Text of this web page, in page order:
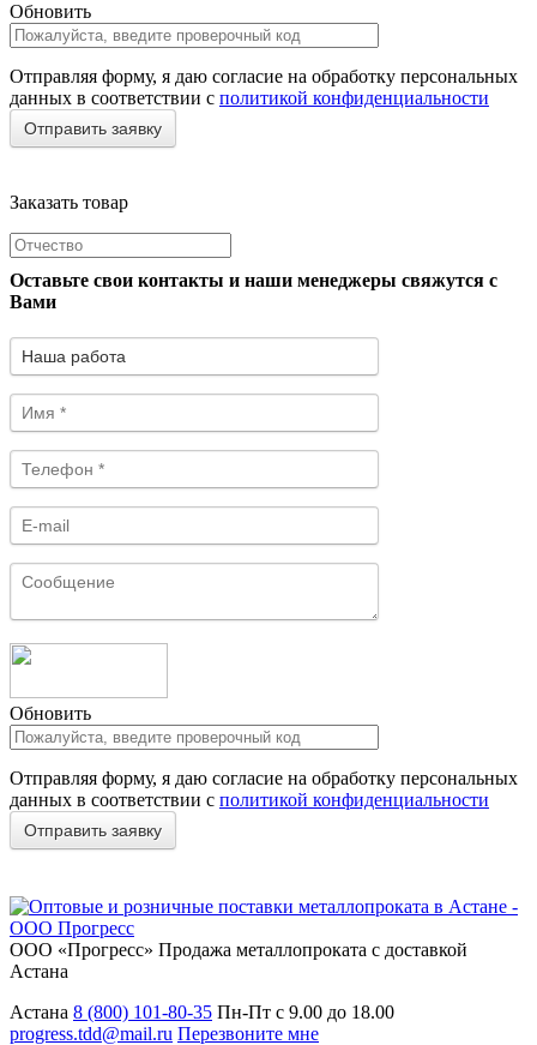
Обновить
Отправляя форму, я даю согласие на обработку персональных
данных в соответствии с политикой конфиденциальности
Заказать товар
Оставьте свои контакты и наши менеджеры свяжутся с
Вами
Обновить
Отправляя форму, я даю согласие на обработку персональных
данных в соответствии с политикой конфиденциальности
ООО «Прогресс» Продажа металлопроката с доставкой
Астана
Астана 8 (800) 101-80-35 Пн-Пт с 9.00 до 18.00
progress.tdd@mail.ru Перезвоните мне